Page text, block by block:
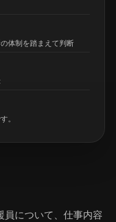
体制を踏まえて判断
。
について、仕事内容